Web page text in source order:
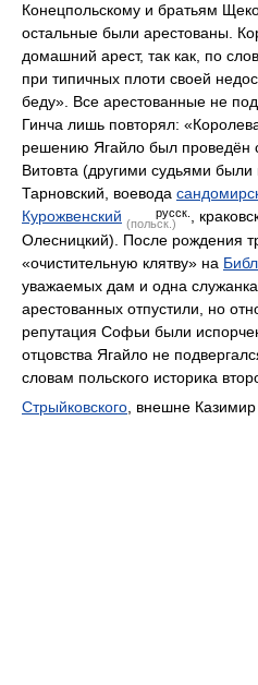
Конецпольскому и братьям
остальные были арестованы.
домашний арест, так как, по
при типичных плоти своей
беду». Все арестованные не
Гинча лишь повторял:
решению Ягайло был проведён
Витовта (другими судьями были
Тарновский, воевода
Курожвенский (польск.)
русск. ,
Олесницкий). После рождения
«очистительную клятву» на
уважаемых дам и одна
арестованных отпустили, но
репутация Софьи были
отцовства Ягайло не
словам польского историка
Стрыйковского , внешне